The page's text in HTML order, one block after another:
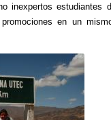
inexpertos estudiantes
en un